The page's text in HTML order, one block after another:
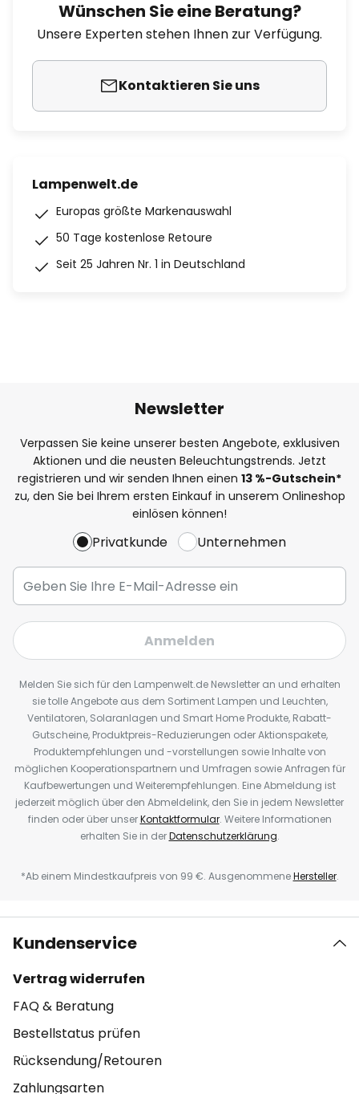
Wünschen Sie eine Beratung?
Unsere Experten stehen Ihnen zur Verfügung.
Kontaktieren Sie uns
Lampenwelt.de
Europas größte Markenauswahl
50 Tage kostenlose Retoure
Seit 25 Jahren Nr. 1 in Deutschland
Newsletter
Verpassen Sie keine unserer besten Angebote, exklusiven
Aktionen und die neusten Beleuchtungstrends. Jetzt
registrieren und wir senden Ihnen einen 13 %-Gutschein*
zu, den Sie bei Ihrem ersten Einkauf in unserem Onlineshop
einlösen können!
Privatkunde Unternehmen
Anmelden
Melden Sie sich für den Lampenwelt.de Newsletter an und erhalten
sie tolle Angebote aus dem Sortiment Lampen und Leuchten,
Ventilatoren, Solaranlagen und Smart Home Produkte, Rabatt-
Gutscheine, Produktpreis-Reduzierungen oder Aktionspakete,
Produktempfehlungen und -vorstellungen sowie Inhalte von
möglichen Kooperationspartnern und Umfragen sowie Anfragen für
Kaufbewertungen und Weiterempfehlungen. Eine Abmeldung ist
jederzeit möglich über den Abmeldelink, den Sie in jedem Newsletter
finden oder über unserKontaktformular. Weitere Informationen
erhalten Sie in derDatenschutzerklärung.
*Ab einem Mindestkaufpreis von 99 €. AusgenommeneHersteller.
Kundenservice
Vertrag widerrufen
FAQ & Beratung
Bestellstatus prüfen
Rücksendung/Retouren
Zahlungsarten